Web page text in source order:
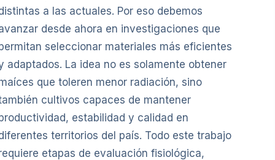
a las actuales. Por eso debemos
desde ahora en investigaciones que
seleccionar materiales más eficientes
adaptados. La idea no es solamente obtener
que toleren menor radiación, sino
cultivos capaces de mantener
estabilidad y calidad en
territorios del país. Todo este trabajo
etapas de evaluación fisiológica,